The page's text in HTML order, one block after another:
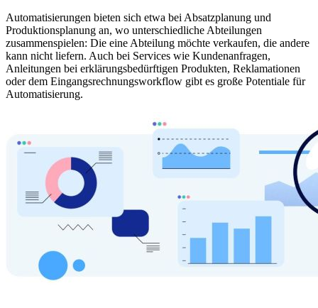
Automatisierungen bieten sich etwa bei Absatzplanung und
Produktionsplanung an, wo unterschiedliche Abteilungen
zusammenspielen: Die eine Abteilung möchte verkaufen, die andere
kann nicht liefern. Auch bei Services wie Kundenanfragen,
Anleitungen bei erklärungsbedürftigen Produkten, Reklamationen
oder dem Eingangsrechnungsworkflow gibt es große Potentiale für
Automatisierung.